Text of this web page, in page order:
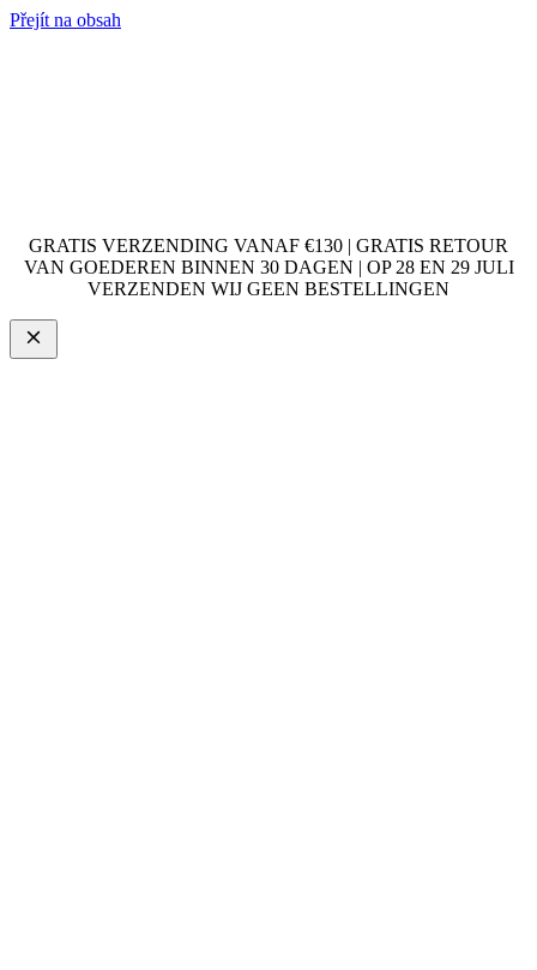
Přejít na obsah
GRATIS VERZENDING VANAF €130 | GRATIS RETOUR
VAN GOEDEREN BINNEN 30 DAGEN | OP 28 EN 29 JULI
VERZENDEN WIJ GEEN BESTELLINGEN